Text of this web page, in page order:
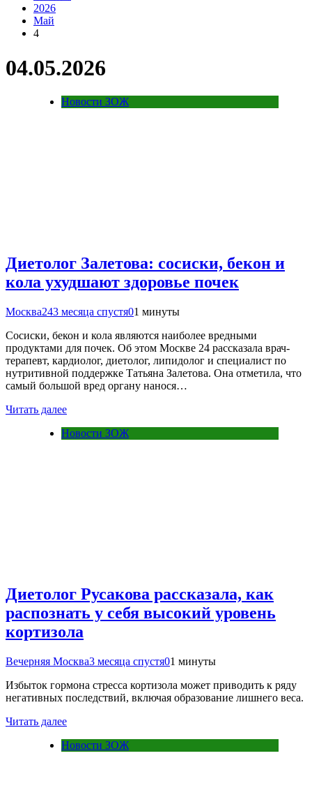
2026
Май
4
04.05.2026
Новости ЗОЖ
Диетолог Залетова: сосиски, бекон и
кола ухудшают здоровье почек
Москва243 месяца спустя01 минуты
Сосиски, бекон и кола являются наиболее вредными
продуктами для почек. Об этом Москве 24 рассказала врач-
терапевт, кардиолог, диетолог, липидолог и специалист по
нутритивной поддержке Татьяна Залетова. Она отметила, что
самый большой вред органу нанося…
Читать далее
Новости ЗОЖ
Диетолог Русакова рассказала, как
распознать у себя высокий уровень
кортизола
Вечерняя Москва3 месяца спустя01 минуты
Избыток гормона стресса кортизола может приводить к ряду
негативных последствий, включая образование лишнего веса.
Читать далее
Новости ЗОЖ